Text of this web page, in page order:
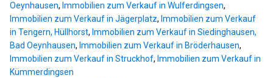
Oeynhausen, Immobilien zum Verkauf in Wulferdingsen,
Immobilien zum Verkauf in Jägerplatz, Immobilien zum Verkauf
in Tengern, Hüllhorst, Immobilien zum Verkauf in Siedinghausen,
Bad Oeynhausen, Immobilien zum Verkauf in Bröderhausen,
Immobilien zum Verkauf in Struckhof, Immobilien zum Verkauf in
Kümmerdingsen